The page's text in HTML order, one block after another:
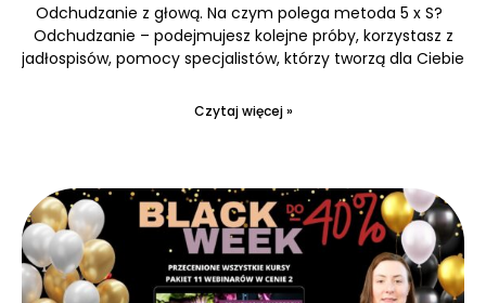
Odchudzanie z głową. Na czym polega metoda 5 x S?
Odchudzanie – podejmujesz kolejne próby, korzystasz z
jadłospisów, pomocy specjalistów, którzy tworzą dla Ciebie
Czytaj więcej »